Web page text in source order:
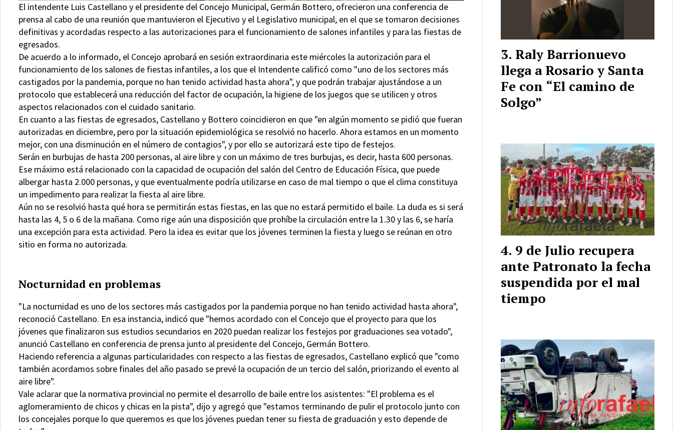
El intendente Luis Castellano y el presidente del Concejo Municipal, Germán Bottero, ofrecieron una conferencia de
prensa al cabo de una reunión que mantuvieron el Ejecutivo y el Legislativo municipal, en el que se tomaron decisiones
definitivas y acordadas respecto a las autorizaciones para el funcionamiento de salones infantiles y para las fiestas de
egresados.
De acuerdo a lo informado, el Concejo aprobará en sesión extraordinaria este miércoles la autorización para el
funcionamiento de los salones de fiestas infantiles, a los que el Intendente calificó como "uno de los sectores más
castigados por la pandemia, porque no han tenido actividad hasta ahora", y que podrán trabajar ajustándose a un
protocolo que establecerá una reducción del factor de ocupación, la higiene de los juegos que se utilicen y otros
aspectos relacionados con el cuidado sanitario.
En cuanto a las fiestas de egresados, Castellano y Bottero coincidieron en que "en algún momento se pidió que fueran
autorizadas en diciembre, pero por la situación epidemiológica se resolvió no hacerlo. Ahora estamos en un momento
mejor, con una disminución en el número de contagios", y por ello se autorizará este tipo de festejos.
Serán en burbujas de hasta 200 personas, al aire libre y con un máximo de tres burbujas, es decir, hasta 600 personas.
Ese máximo está relacionado con la capacidad de ocupación del salón del Centro de Educación Física, que puede
albergar hasta 2.000 personas, y que eventualmente podría utilizarse en caso de mal tiempo o que el clima constituya
un impedimento para realizar la fiesta al aire libre.
Aún no se resolvió hasta qué hora se permitirán estas fiestas, en las que no estará permitido el baile. La duda es si será
hasta las 4, 5 o 6 de la mañana. Como rige aún una disposición que prohíbe la circulación entre la 1.30 y las 6, se haría
una excepción para esta actividad. Pero la idea es evitar que los jóvenes terminen la fiesta y luego se reúnan en otro
sitio en forma no autorizada.
Nocturnidad en problemas
"La nocturnidad es uno de los sectores más castigados por la pandemia porque no han tenido actividad hasta ahora",
reconoció Castellano. En esa instancia, indicó que "hemos acordado con el Concejo que el proyecto para que los
jóvenes que finalizaron sus estudios secundarios en 2020 puedan realizar los festejos por graduaciones sea votado",
anunció Castellano en conferencia de prensa junto al presidente del Concejo, Germán Bottero.
Haciendo referencia a algunas particularidades con respecto a las fiestas de egresados, Castellano explicó que "como
también acordamos sobre finales del año pasado se prevé la ocupación de un tercio del salón, priorizando el evento al
aire libre".
Vale aclarar que la normativa provincial no permite el desarrollo de baile entre los asistentes: "El problema es el
aglomeramiento de chicos y chicas en la pista", dijo y agregó que "estamos terminando de pulir el protocolo junto con
los concejales porque lo que queremos es que los jóvenes puedan tener su fiesta de graduación y esto depende de
Raly Barrionuevo
llega a Rosario y Santa
Fe con “El camino de
Solgo”
9 de Julio recupera
ante Patronato la fecha
suspendida por el mal
tiempo